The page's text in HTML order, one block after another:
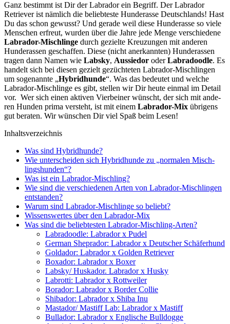
Ganz bestimmt ist Dir der Labra­dor ein Begriff. Der Labra­dor
Retrie­ver ist näm­lich die belieb­tes­te Hun­de­ras­se Deutsch­lands! Hast
Du das schon gewusst? Und gera­de weil die­se Hun­de­ras­se so vie­le
Men­schen erfreut, wur­den über die Jah­re jede Men­ge ver­schie­de­ne
Labra­dor-Misch­lin­ge durch geziel­te Kreu­zun­gen mit ande­ren
Hun­de­ras­sen geschaf­fen. Die­se (nicht aner­kann­ten) Hun­de­ras­sen
tra­gen dann Namen wie Labs­ky, Aus­sie­dor oderLabra­dood­le. Es
han­delt sich bei die­sen gezielt gezüch­te­ten Labra­dor-Misch­lin­gen
um soge­nann­te „Hybrid­hun­de“. Was das bedeu­tet und wel­che
Labra­dor-Misch­lin­ge es gibt, stel­len wir Dir heu­te ein­mal im Detail
vor. Wer sich einen akti­ven Vier­bei­ner wünscht, der sich mit ande­
ren Hun­den pri­ma ver­steht, ist mit einem Labra­dor-Mix übri­gens
gut bera­ten. Wir wün­schen Dir viel Spaß beim Lesen!
Inhalts­ver­zeich­nis
Was sind Hybrid­hun­de?
Wie unter­schei­den sich Hybrid­hun­de zu „nor­ma­len Misch­
lings­hun­den“?
Was ist ein Labra­dor-Misch­ling?
Wie sind die ver­schie­de­nen Arten von Labra­dor-Misch­lin­gen
ent­stan­den?
War­um sind Labra­dor-Misch­lin­ge so beliebt?
Wis­sens­wer­tes über den Labra­dor-Mix
Was sind die belieb­tes­ten Labra­dor-Misch­ling-Arten?
Labra­dood­le: Labra­dor x Pudel
Ger­man She­pra­dor: Labra­dor x Deut­scher Schä­fer­hund
Gold­ador: Labra­dor x Gol­den Retrie­ver
Boxa­dor: Labra­dor x Boxer
Labsky/ Hus­ka­dor. Labra­dor x Hus­ky
Labrot­ti: Labra­dor x Rott­wei­ler
Bora­dor: Labra­dor x Bor­der Col­lie
Shi­ba­dor: Labra­dor x Shi­ba Inu
Mastador/ Mastiff Lab: Labra­dor x Mastiff
Bull­a­dor: Labra­dor x Eng­li­sche Bull­dog­ge